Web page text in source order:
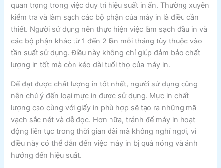
quan trọng trong việc duy trì hiệu suất in ấn. Thường xuyên
kiểm tra và làm sạch các bộ phận của máy in là điều cần
thiết. Người sử dụng nên thực hiện việc làm sạch đầu in và
các bộ phận khác từ 1 đến 2 lần mỗi tháng tùy thuộc vào
tần suất sử dụng. Điều này không chỉ giúp đảm bảo chất
lượng in tốt mà còn kéo dài tuổi thọ của máy in.
Để đạt được chất lượng in tốt nhất, người sử dụng cũng
nên chú ý đến loại mực in được sử dụng. Mực in chất
lượng cao cùng với giấy in phù hợp sẽ tạo ra những mã
vạch sắc nét và dễ đọc. Hơn nữa, tránh để máy in hoạt
động liên tục trong thời gian dài mà không nghỉ ngơi, vì
điều này có thể dẫn đến việc máy in bị quá nóng và ảnh
hưởng đến hiệu suất.